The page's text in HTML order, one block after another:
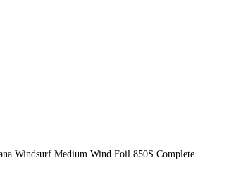
Windsurf Medium Wind Foil 850S Complete